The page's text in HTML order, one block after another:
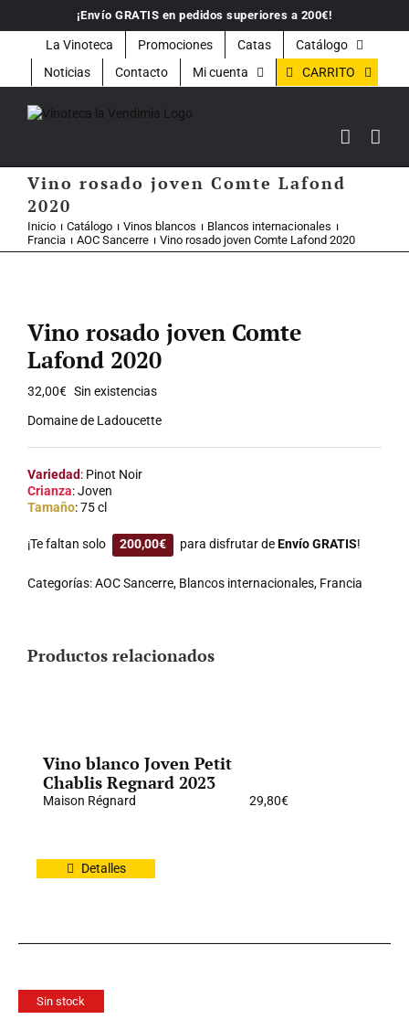
contenido
¡Envío GRATIS en pedidos superiores a 200€!
La Vinoteca Promociones Catas
Catálogo
Noticias
Contacto Mi cuenta CARRITO
Vino rosado joven Comte Lafond
2020
Inicio Catálogo Vinos blancos
Blancos internacionales
Francia
AOC Sancerre Vino rosado joven Comte Lafond 2020
Vino rosado joven Comte
Lafond 2020
32,00€ Sin existencias
Domaine de Ladoucette
Variedad: Pinot Noir
Crianza: Joven
Tamaño: 75 cl
¡Te faltan solo 200,00€ para disfrutar deEnvío GRATIS!
Categorías:AOC Sancerre, Blancos internacionales, Francia
Productos relacionados
Vino blanco Joven Petit
Chablis Regnard 2023
Maison Régnard 29,80€
Detalles
Sin stock